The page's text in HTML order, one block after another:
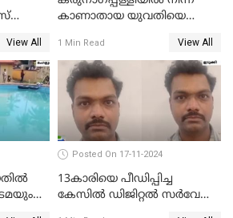
View All
കാണാതായ യുവതിയെ
സംശയം
1 Min Read View All
Posted On 17-11-2024
13കാരിയെ പീഡിപ്പിച്ച
കേസില്‍ ഡിജിറ്റല്‍ സര്‍വേ